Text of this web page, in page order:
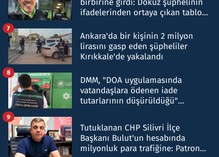
birbirine girdi: Dokuz şüphelinin
ifadelerinden ortaya çıkan tablo
Ankara'da bir kişinin 2 milyon
lirasını gasp eden şüpheliler
Kırıkkale'de yakalandı
7
DMM, "DOA uygulamasında
vatandaşlara ödenen iade
tutarlarının düşürüldüğü"
8
Tutuklanan CHP Silivri İlçe
Başkanı Bulut'un hesabında
milyonluk para trafiğine: Patron
9